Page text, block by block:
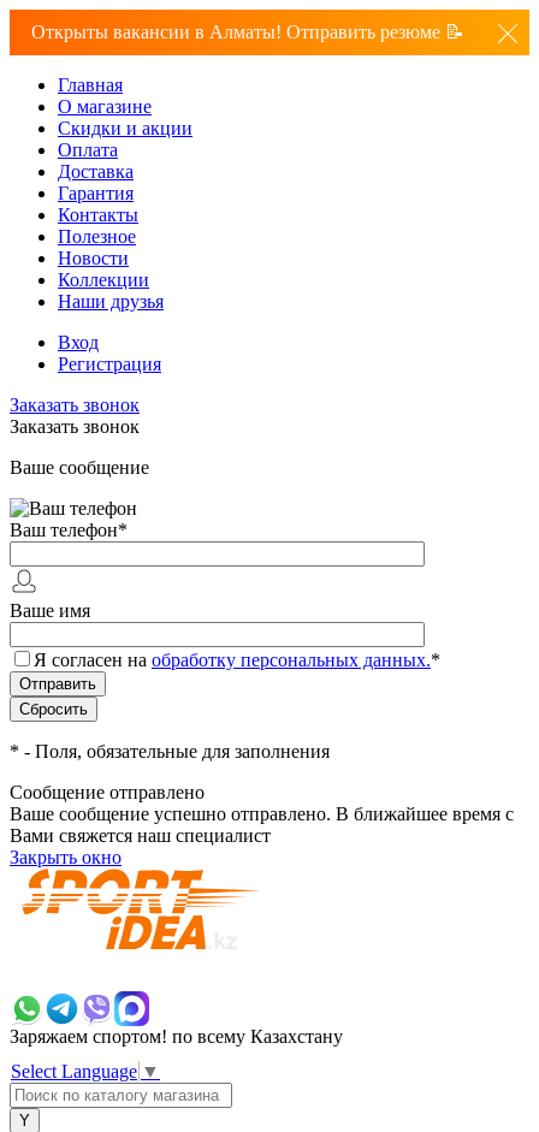
Открыты вакансии в Алматы! Отправить резюме 📝
Главная
О магазине
Скидки и акции
Оплата
Доставка
Гарантия
Контакты
Полезное
Новости
Коллекции
Наши друзья
Вход
Регистрация
Заказать звонок
Заказать звонок
Ваше сообщение
Ваш телефон*
Ваше имя
Я согласен на обработку персональных данных.*
* - Поля, обязательные для заполнения
Сообщение отправлено
Ваше сообщение успешно отправлено. В ближайшее время с
Вами свяжется наш специалист
Закрыть окно
Заряжаем спортом! по всему Казахстану
Select Language ▼